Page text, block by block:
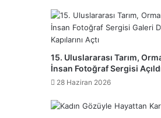
15. Uluslararası Tarım,
İnsan Fotoğraf Sergisi
28 Haziran 2026